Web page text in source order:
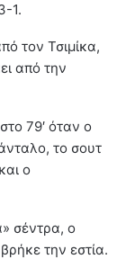
1.
τον Τσιμίκα,
από την
79′ όταν ο
το σουτ
ο
σέντρα, ο
την εστία.